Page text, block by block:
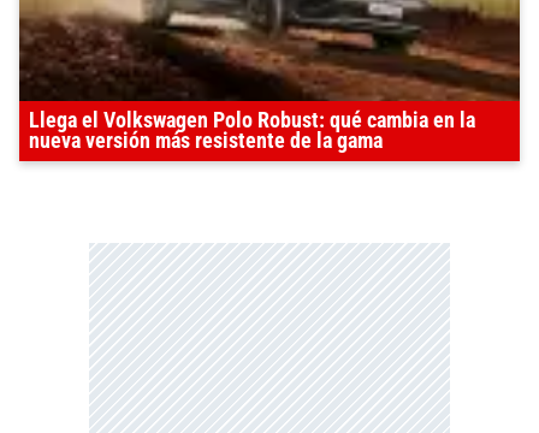
Llega el Volkswagen Polo Robust: qué cambia en la
nueva versión más resistente de la gama